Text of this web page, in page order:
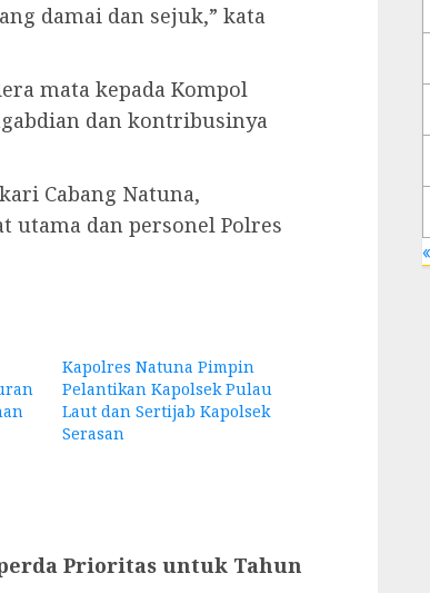
damai dan sejuk,” kata
mata kepada Kompol
dan kontribusinya
Cabang Natuna,
utama dan personel Polres
Kapolres Natuna Pimpin
Pelantikan Kapolsek Pulau
Laut dan Sertijab Kapolsek
Serasan
Prioritas untuk Tahun